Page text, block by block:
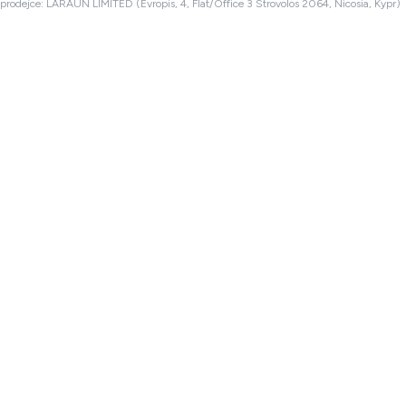
prodejce: LARAUN LIMITED (Evropis, 4, Flat/Office 3 Strovolos 2064, Nicosia, Kypr)